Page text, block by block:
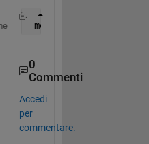
mean(cell2mat(F(:)))
0
Commenti
Accedi
per
commentare.